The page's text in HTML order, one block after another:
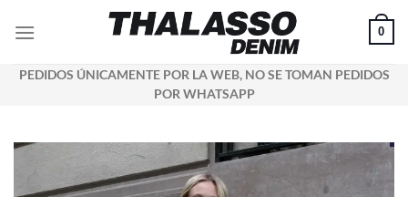
0
PEDIDOS ÚNICAMENTE POR LA WEB, NO SE TOMAN PEDIDOS
POR WHATSAPP